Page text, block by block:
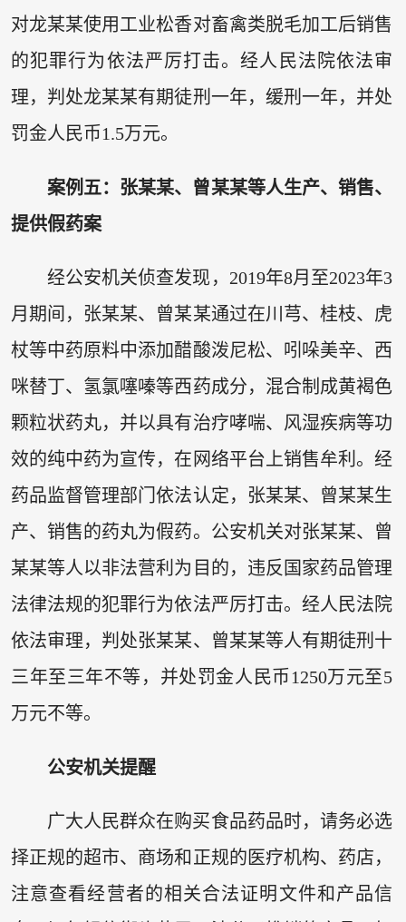
对龙某某使用工业松香对畜禽类脱毛加工后销售
的犯罪行为依法严厉打击。经人民法院依法审
理，判处龙某某有期徒刑一年，缓刑一年，并处
罚金人民币1.5万元。
案例五：张某某、曾某某等人生产、销售、
提供假药案
经公安机关侦查发现，2019年8月至2023年3
月期间，张某某、曾某某通过在川芎、桂枝、虎
杖等中药原料中添加醋酸泼尼松、吲哚美辛、西
咪替丁、氢氯噻嗪等西药成分，混合制成黄褐色
颗粒状药丸，并以具有治疗哮喘、风湿疾病等功
效的纯中药为宣传，在网络平台上销售牟利。经
药品监督管理部门依法认定，张某某、曾某某生
产、销售的药丸为假药。公安机关对张某某、曾
某某等人以非法营利为目的，违反国家药品管理
法律法规的犯罪行为依法严厉打击。经人民法院
依法审理，判处张某某、曾某某等人有期徒刑十
三年至三年不等，并处罚金人民币1250万元至5
万元不等。
公安机关提醒
广大人民群众在购买食品药品时，请务必选
择正规的超市、商场和正规的医疗机构、药店，
注意查看经营者的相关合法证明文件和产品信